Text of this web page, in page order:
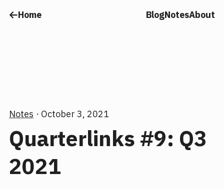
Home BlogNotesAbout
Notes October 3, 2021
Quarterlinks #9: Q3
2021